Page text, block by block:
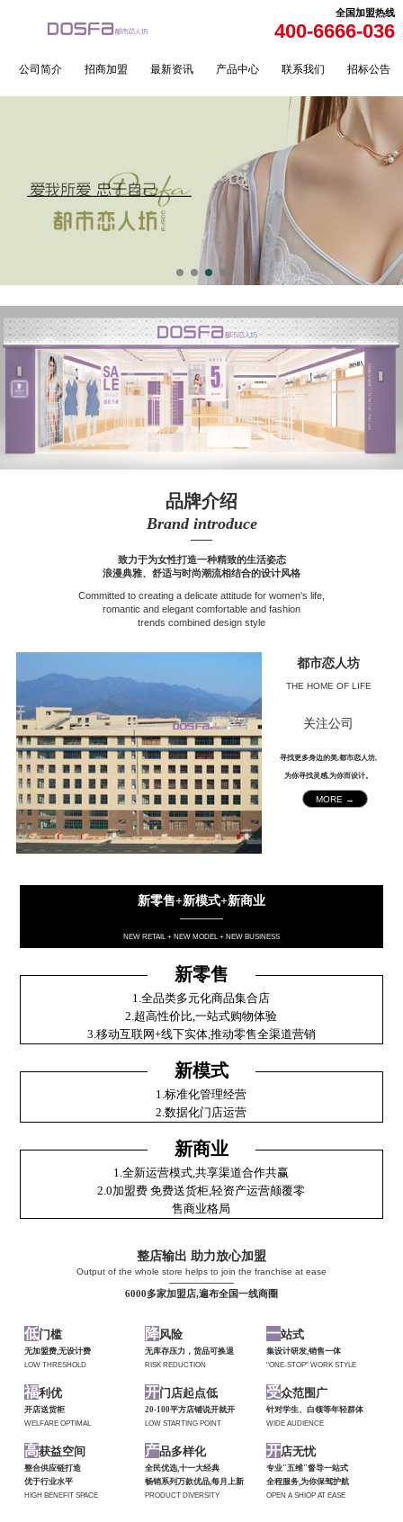
全国加盟热线
400-6666-036
公司简介 招商加盟 最新资讯 产品中心 联系我们 招标公告
品牌介绍
Brand introduce
——
致力于为女性打造一种精致的生活姿态
浪漫典雅、舒适与时尚潮流相结合的设计风格
Committed to creating a delicate attitude for women's life,
romantic and elegant comfortable and fashion
trends combined design style
都市恋人坊
THE HOME OF LIFE
关注公司
寻找更多身边的美,都市恋人坊,
为你寻找灵感,为你而设计。
MORE →
新零售+新模式+新商业
————
NEW RETAIL + NEW MODEL + NEW BUSINESS
新零售
1.全品类多元化商品集合店
2.超高性价比,一站式购物体验
3.移动互联网+线下实体,推动零售全渠道营销
新模式
1.标准化管理经营
2.数据化门店运营
新商业
1.全新运营模式,共享渠道合作共赢
2.0加盟费 免费送货柜,轻资产运营颠覆零
售商业格局
整店输出 助力放心加盟
Output of the whole store helps to join the franchise at ease
——————
6000多家加盟店,遍布全国一线商圈
低门槛
无加盟费,无设计费
LOW THRESHOLD
降风险
无库存压力，货品可换退
RISK REDUCTION
一站式
集设计研发,销售一体
"ONE-STOP" WORK STYLE
福利优
开店送货柜
WELFARE OPTIMAL
开门店起点低
20-100平方店铺说开就开
LOW STARTING POINT
受众范围广
针对学生、白领等年轻群体
WIDE AUDIENCE
高获益空间
整合供应链打造
优于行业水平
HIGH BENEFIT SPACE
产品多样化
全民优选,十一大经典
畅销系列万款优品,每月上新
PRODUCT DIVERSITY
开店无忧
专业"五维"督导一站式
全程服务,为你保驾护航
OPEN A SHIOP AT EASE